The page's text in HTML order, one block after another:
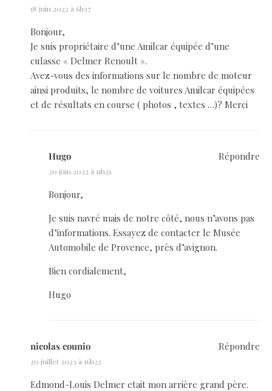
18 juin 2022 à 6h37
Bonjour,
Je suis propriétaire d’une Amilcar équipée d’une
culasse « Delmer Renoult ».
Avez-vous des informations sur le nombre de moteur
ainsi produits, le nombre de voitures Amilcar équipées
et de résultats en course ( photos , textes …)? Merci
Hugo
20 juin 2022 à 11h21
Bonjour,
Je suis navré mais de notre côté, nous n’avons pas
d’informations. Essayez de contacter le Musée
Automobile de Provence, près d’avignon.
Bien cordialement,
Hugo
Répondre
nicolas counio
20 juillet 2023 à 16h22
Edmond-Louis Delmer etait mon arrière grand père.
Répondre